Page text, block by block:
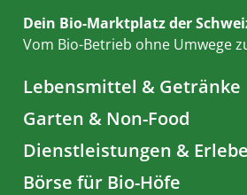
Dein Bio-Marktplatz der
Vom Bio-Betrieb ohne Umwege
Lebensmittel & Getränke
Garten & Non-Food
Dienstleistungen &
Börse für Bio-Höfe